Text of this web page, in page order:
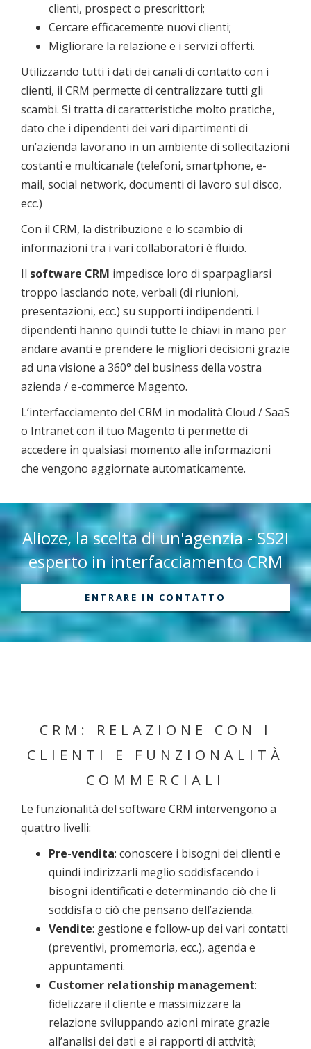
clienti, prospect o prescrittori;
Cercare efficacemente nuovi clienti;
Migliorare la relazione e i servizi offerti.
Utilizzando tutti i dati dei canali di contatto con i
clienti, il CRM permette di centralizzare tutti gli
scambi. Si tratta di caratteristiche molto pratiche,
dato che i dipendenti dei vari dipartimenti di
un’azienda lavorano in un ambiente di sollecitazioni
costanti e multicanale (telefoni, smartphone, e-
mail, social network, documenti di lavoro sul disco,
ecc.)
Con il CRM, la distribuzione e lo scambio di
informazioni tra i vari collaboratori è fluido.
Il software CRM impedisce loro di sparpagliarsi
troppo lasciando note, verbali (di riunioni,
presentazioni, ecc.) su supporti indipendenti. I
dipendenti hanno quindi tutte le chiavi in mano per
andare avanti e prendere le migliori decisioni grazie
ad una visione a 360° del business della vostra
azienda / e-commerce Magento.
L’interfacciamento del CRM in modalità Cloud / SaaS
o Intranet con il tuo Magento ti permette di
accedere in qualsiasi momento alle informazioni
che vengono aggiornate automaticamente.
Alioze, la scelta di un'agenzia - SS2I
esperto in interfacciamento CRM
ENTRARE IN CONTATTO
CRM: RELAZIONE CON I
CLIENTI E FUNZIONALITÀ
COMMERCIALI
Le funzionalità del software CRM intervengono a
quattro livelli:
Pre-vendita: conoscere i bisogni dei clienti e
quindi indirizzarli meglio soddisfacendo i
bisogni identificati e determinando ciò che li
soddisfa o ciò che pensano dell’azienda.
Vendite: gestione e follow-up dei vari contatti
(preventivi, promemoria, ecc.), agenda e
appuntamenti.
Customer relationship management:
fidelizzare il cliente e massimizzare la
relazione sviluppando azioni mirate grazie
all’analisi dei dati e ai rapporti di attività;